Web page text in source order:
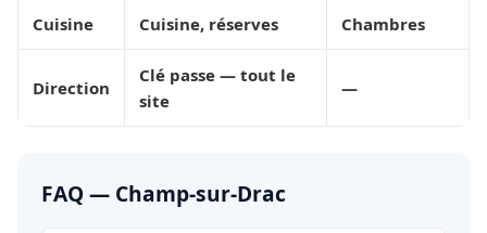
Cuisine Cuisine, réserves Chambres
Direction
Clé passe — tout le
site
—
FAQ — Champ-sur-Drac